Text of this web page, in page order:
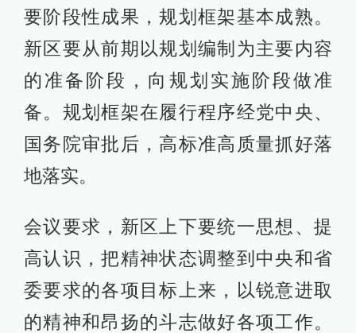
要阶段性成果，规划框架基本成熟。
新区要从前期以规划编制为主要内容
的准备阶段，向规划实施阶段做准
备。规划框架在履行程序经党中央、
国务院审批后，高标准高质量抓好落
地落实。
会议要求，新区上下要统一思想、提
高认识，把精神状态调整到中央和省
委要求的各项目标上来，以锐意进取
的精神和昂扬的斗志做好各项工作。